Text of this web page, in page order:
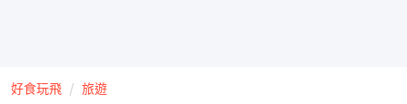
好食玩飛 旅遊